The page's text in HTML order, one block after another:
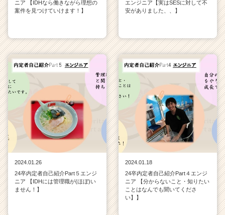
ニア 【IDHなら働きながら理想の
案件を見つけていけます！】
エンジニア【実はSESに対して不
安がありました、、】
2024.01.26
24卒内定者自己紹介Part５エンジ
ニア 【IDHには管理職が(ほぼ)い
ません！】
2024.01.18
24卒内定者自己紹介Part４エンジ
ニア 【分からないこと・知りたい
ことはなんでも聞いてくださ
い】】